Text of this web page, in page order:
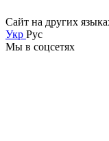
Сайт на других
Укр Рус
Мы в соцсетях